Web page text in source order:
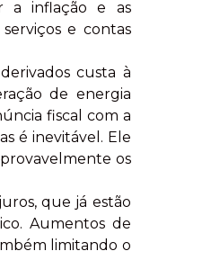
a inflação e as
e contas
custa à
de energia
fiscal com a
é inevitável. Ele
os
que já estão
Aumentos de
limitando o